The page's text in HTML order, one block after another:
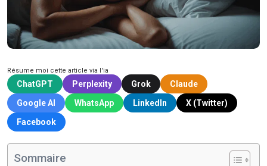
Résume moi cette article via l'ia
ChatGPT Perplexity Grok
Claude
Google AI
WhatsApp LinkedIn
X (Twitter)
Facebook
Sommaire